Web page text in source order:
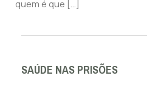
quem é que […]
SAÚDE NAS PRISÕES